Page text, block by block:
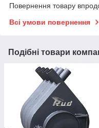
Повернення товару
Всі умови повернення
Подібні товари